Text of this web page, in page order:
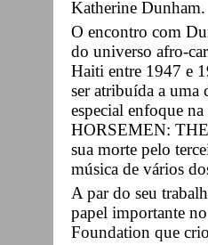
Katherine Dunham.
O encontro com
do universo afro-
Haiti entre 1947 e
ser atribuída a uma
especial enfoque
HORSEMEN:
sua morte pelo
música de vários
A par do seu
papel importante
Foundation que